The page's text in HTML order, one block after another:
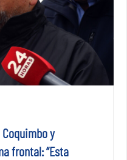
y
frontal: “Esta